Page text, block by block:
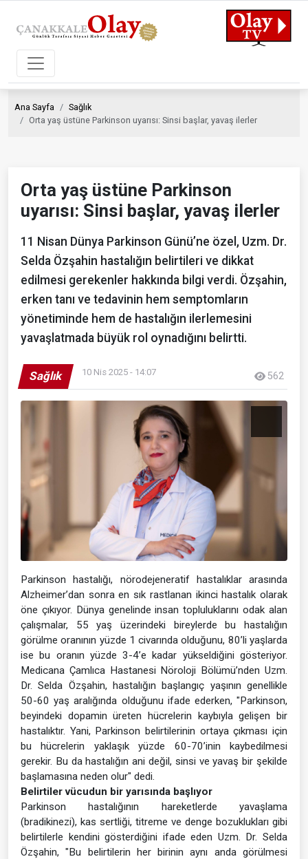
Ana Sayfa
Sağlık
Orta yaş üstüne Parkinson uyarısı: Sinsi başlar, yavaş ilerler
Orta yaş üstüne Parkinson
uyarısı: Sinsi başlar, yavaş ilerler
11 Nisan Dünya Parkinson Günü’ne özel, Uzm. Dr.
Selda Özşahin hastalığın belirtileri ve dikkat
edilmesi gerekenler hakkında bilgi verdi. Özşahin,
erken tanı ve tedavinin hem semptomların
yönetiminde hem de hastalığın ilerlemesini
yavaşlatmada büyük rol oynadığını belirtti.
Sağlık 10 Nis 2025 - 14:07 562
Parkinson hastalığı, nörodejeneratif hastalıklar arasında
Alzheimer’dan sonra en sık rastlanan ikinci hastalık olarak
öne çıkıyor. Dünya genelinde insan topluluklarını odak alan
çalışmalar, 55 yaş üzerindeki bireylerde bu hastalığın
görülme oranının yüzde 1 civarında olduğunu, 80’li yaşlarda
ise bu oranın yüzde 3-4’e kadar yükseldiğini gösteriyor.
Medicana Çamlıca Hastanesi Nöroloji Bölümü’nden Uzm.
Dr. Selda Özşahin, hastalığın başlangıç yaşının genellikle
50-60 yaş aralığında olduğunu ifade ederken, "Parkinson,
beyindeki dopamin üreten hücrelerin kaybıyla gelişen bir
hastalıktır. Yani, Parkinson belirtilerinin ortaya çıkması için
bu hücrelerin yaklaşık yüzde 60-70’inin kaybedilmesi
gerekir. Bu da hastalığın ani değil, sinsi ve yavaş bir şekilde
başlamasına neden olur" dedi.
Belirtiler vücudun bir yarısında başlıyor
Parkinson hastalığının hareketlerde yavaşlama
(bradikinezi), kas sertliği, titreme ve denge bozuklukları gibi
belirtilerle kendini gösterdiğini ifade eden Uzm. Dr. Selda
Özşahin, "Bu belirtilerin her birinin aynı anda görülmesi